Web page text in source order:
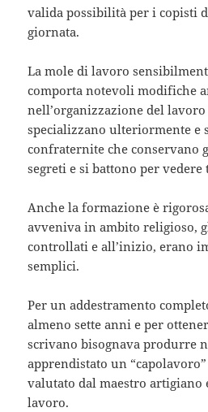
valida possibilità per i copisti
giornata.
La mole di lavoro
comporta notevoli modifiche
nell’organizzazione del
specializzano ulteriormente e
confraternite che conservano
segreti e si battono per
Anche la formazione è
avveniva in ambito religioso,
controllati e all’inizio, erano
semplici.
Per un addestramento
almeno sette anni e per
scrivano bisognava produrre
apprendistato un
valutato dal maestro artigiano
lavoro.